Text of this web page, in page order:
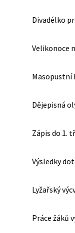
Divadélko
Velikonoce
Masopustní
Dějepisná
Zápis do 1.
Výsledky
Lyžařský
Práce žáků